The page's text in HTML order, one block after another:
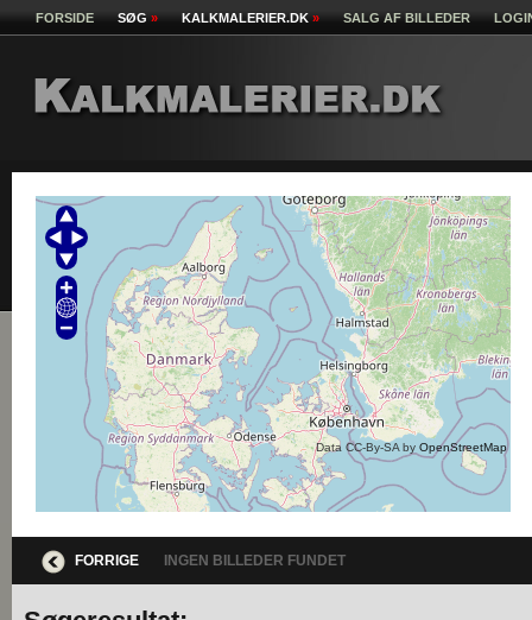
FORSIDE SØG » KALKMALERIER.DK » SALG AF BILLEDER
Data CC-By-SA by OpenStreetMap
FORRIGE INGEN BILLEDER FUNDET